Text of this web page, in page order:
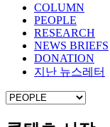
COLUMN
PEOPLE
RESEARCH
NEWS BRIEFS
DONATION
지난 뉴스레터